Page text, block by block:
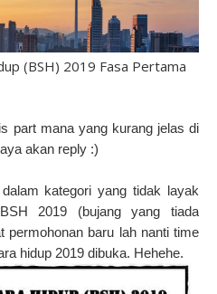
(BSH) 2019 Fasa Pertama
part mana yang kurang jelas di
akan reply :)
kategori yang tidak layak
2019 (bujang yang tiada
permohonan baru lah nanti time
hidup 2019 dibuka. Hehehe.